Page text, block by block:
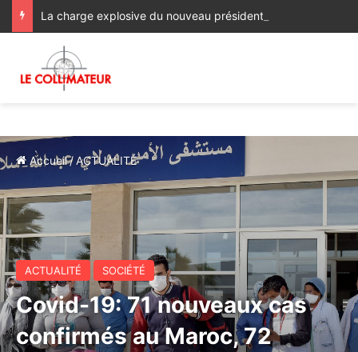
Accueil/ACTUALITÉ
ACTUALITÉ SOCIÉTÉ
Covid-19: 71 nouveaux cas
confirmés au Maroc, 72